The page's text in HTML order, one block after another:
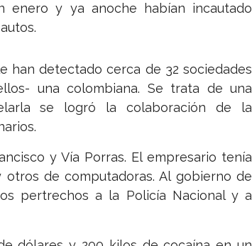
y ya anoche habían incautado
han detectado cerca de 32 sociedades
una colombiana. Se trata de una
se logró la colaboración de la
y Vía Porras. El empresario tenía
de computadoras. Al gobierno de
pertrechos a la Policía Nacional y a